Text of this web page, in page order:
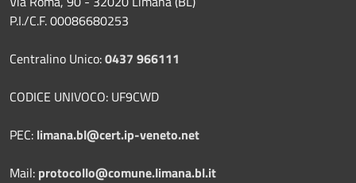
P.I./C.F. 00086680253
Centralino Unico:0437 966111
CODICE UNIVOCO: UF9CWD
PEC: limana.bl@cert.ip-veneto.net
Mail: protocollo@comune.limana.bl.it